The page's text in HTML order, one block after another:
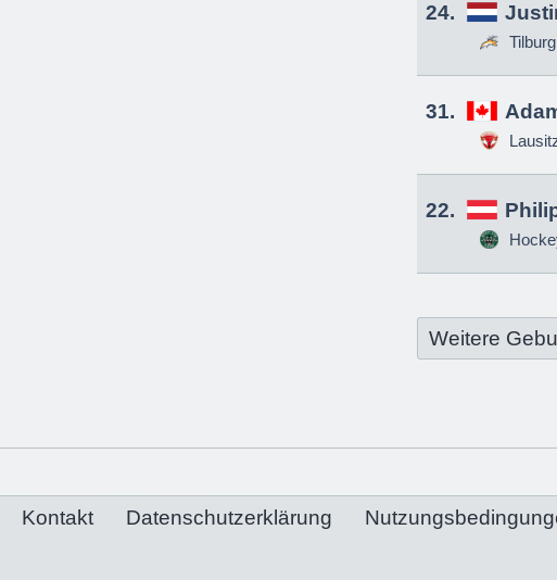
24.
31.
22.
Weitere
Kontakt Datenschutzerklärung